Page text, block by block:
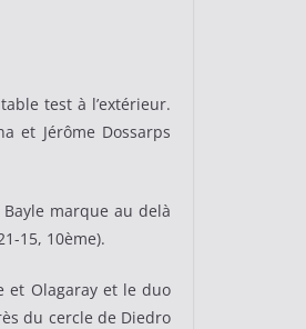
test à l’extérieur.
et Jérôme Dossarps
marque au delà
15, 10ème).
et Olagaray et le duo
du cercle de Diedro